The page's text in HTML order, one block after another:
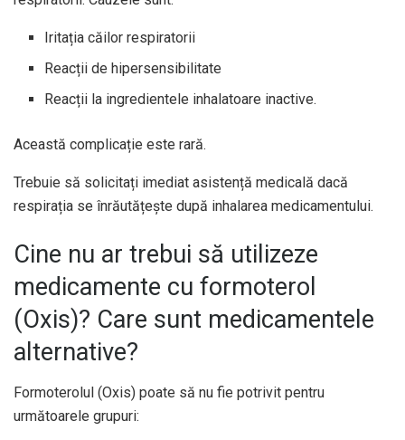
Iritația căilor respiratorii
Reacții de hipersensibilitate
Reacții la ingredientele inhalatoare inactive.
Această complicație este rară.
Trebuie să solicitați imediat asistență medicală dacă
respirația se înrăutățește după inhalarea medicamentului.
Cine nu ar trebui să utilizeze
medicamente cu formoterol
(Oxis)? Care sunt medicamentele
alternative?
Formoterolul (Oxis) poate să nu fie potrivit pentru
următoarele grupuri: